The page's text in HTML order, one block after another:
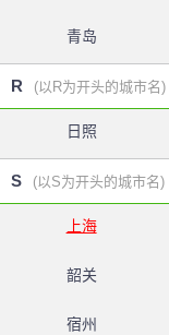
青岛
R (以R为开头的城市名)
日照
S (以S为开头的城市名)
上海
韶关
宿州